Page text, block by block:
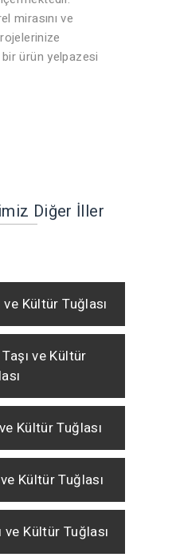
mirasını ve
ürün yelpazesi
Diğer İller
Kültür Tuğlası
ve Kültür
Kültür Tuğlası
Kültür Tuğlası
Kültür Tuğlası